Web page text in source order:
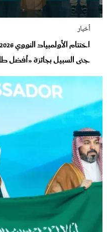
أخبار
جنى السبيل بجائزة «أفضل